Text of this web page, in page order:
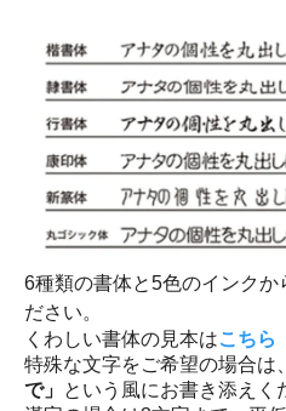
6種類の書体と5色のインクか
ださい。
くわしい書体の見本はこちら
特殊な文字をご希望の場合は
で」 という風にお書き添えく